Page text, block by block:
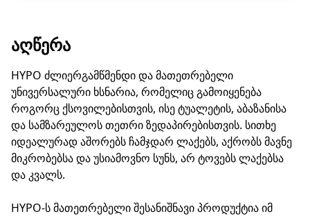
ᲐᲦᲬᲔᲠᲐ
HYPO ძლიერგამწმენდი და მათეთრებელი
უნივერსალური ხსნარია, რომელიც გამოიყენება
როგორც ქსოვილებისთვის, ისე ტუალეტის, აბაზანისა
და სამზარეულოს თეთრი ზედაპირებისთვის. სითხე
იდეალურად აშორებს ჩამჯდარ ლაქებს, აქრობს მავნე
მიკრობებსა და უსიამოვნო სუნს, არ ტოვებს ლაქებსა
და კვალს.
HYPO-ს მათეთრებელი შესანიშნავი პროდუქტია იმ